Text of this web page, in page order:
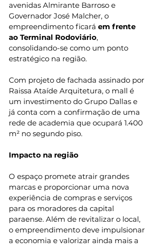
avenidas Almirante Barroso e
Governador José Malcher, o
empreendimento ficará em frente
ao Terminal Rodoviário,
consolidando-se como um ponto
estratégico na região.
Com projeto de fachada assinado por
Raissa Ataíde Arquitetura, o mall é
um investimento do Grupo Dallas e
já conta com a confirmação de uma
rede de academia que ocupará 1.400
m² no segundo piso.
Impacto na região
O espaço promete atrair grandes
marcas e proporcionar uma nova
experiência de compras e serviços
para os moradores da capital
paraense. Além de revitalizar o local,
o empreendimento deve impulsionar
a economia e valorizar ainda mais a